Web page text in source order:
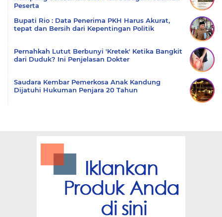
Peserta
Bupati Rio : Data Penerima PKH Harus Akurat,
tepat dan Bersih dari Kepentingan Politik
Pernahkah Lutut Berbunyi 'Kretek' Ketika Bangkit
dari Duduk? Ini Penjelasan Dokter
Saudara Kembar Pemerkosa Anak Kandung
Dijatuhi Hukuman Penjara 20 Tahun